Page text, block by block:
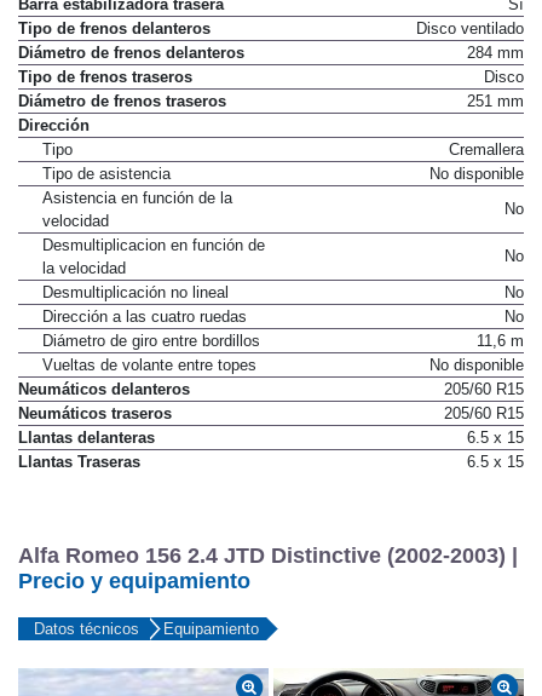
Barra estabilizadora trasera
Sí
Tipo de frenos delanteros
Disco ventilado
Diámetro de frenos delanteros
284 mm
Tipo de frenos traseros
Disco
Diámetro de frenos traseros
251 mm
Dirección
Tipo
Cremallera
Tipo de asistencia
No disponible
Asistencia en función de la
velocidad
No
Desmultiplicacion en función de
la velocidad
No
Desmultiplicación no lineal
No
Dirección a las cuatro ruedas
No
Diámetro de giro entre bordillos
11,6 m
Vueltas de volante entre topes
No disponible
Neumáticos delanteros
205/60 R15
Neumáticos traseros
205/60 R15
Llantas delanteras
6.5 x 15
Llantas Traseras
6.5 x 15
Alfa Romeo 156 2.4 JTD Distinctive (2002-2003) |
Precio y equipamiento
Datos técnicos Equipamiento